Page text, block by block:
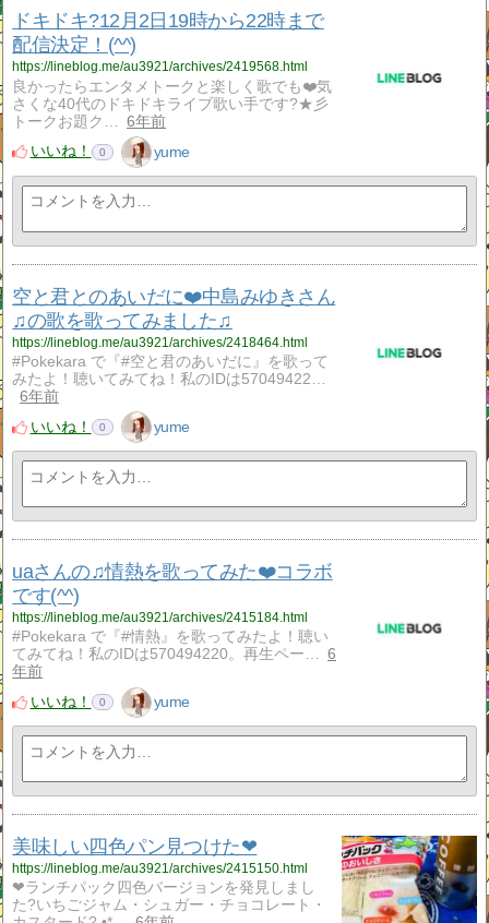
ドキドキ?12月2日19時から22時まで
配信決定！(^^)
https://lineblog.me/au3921/archives/2419568.html
良かったらエンタメトークと楽しく歌でも❤️気
さくな40代のドキドキライブ歌い手です?★彡
トークお題ク…
6年前
いいね！
0 yume
空と君とのあいだに❤️中島みゆきさん
♫の歌を歌ってみました♫
https://lineblog.me/au3921/archives/2418464.html
#Pokekara で『#空と君のあいだに』を歌って
みたよ！聴いてみてね！私のIDは57049422…
6年前
いいね！
0 yume
uaさんの♫情熱を歌ってみた❤️コラボ
です(^^)
https://lineblog.me/au3921/archives/2415184.html
#Pokekara で『#情熱』を歌ってみたよ！聴い
てみてね！私のIDは570494220。再生ペー…
6
年前
いいね！
0 yume
美味しい四色パン見つけた❤
https://lineblog.me/au3921/archives/2415150.html
❤ランチパック四色バージョンを発見しまし
た?いちごジャム・シュガー・チョコレート・